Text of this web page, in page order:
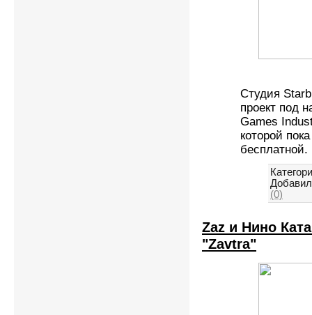
Студия
проект под
Games
которой
бесплатной.
(0)
Zaz и Нино
"Zavtra"